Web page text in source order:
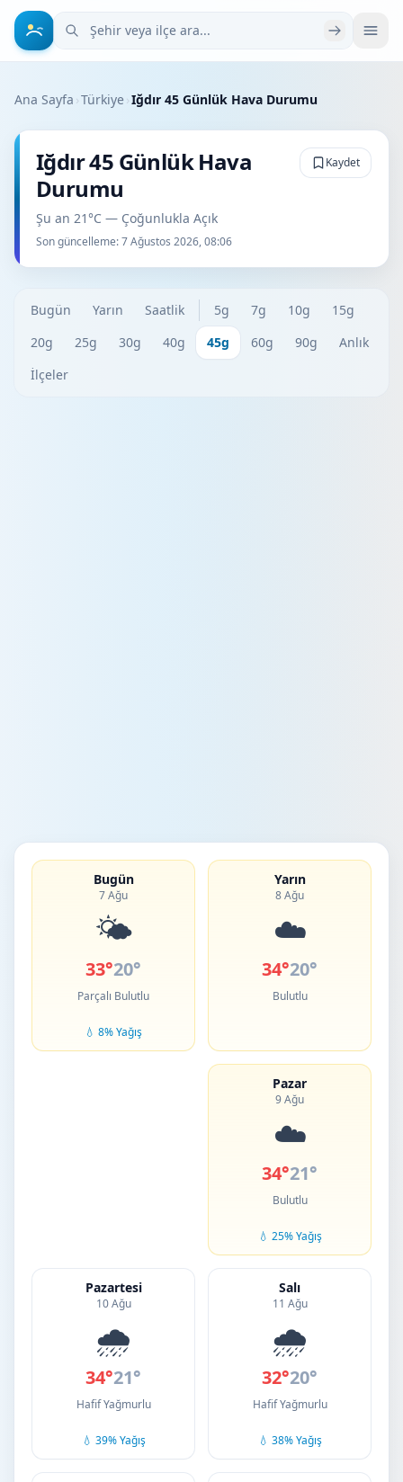
Şehir veya ilçe ara
Ana Sayfa ›Türkiye›Iğdır 45 Günlük Hava Durumu
Iğdır 45 Günlük Hava
Durumu
Şu an 21°C — Çoğunlukla Açık
Son güncelleme:7 Ağustos 2026, 08:06
Kaydet
Bugün Yarın Saatlik 5g 7g 10g
15g
20g
25g 30g 40g 45g 60g 90g
Anlık
İlçeler
Bugün
7 Ağu
🌤️
33°20°
Parçalı Bulutlu
💧 8% Yağış
Yarın
8 Ağu
☁️
34°20°
Bulutlu
Pazar
9 Ağu
☁️
34°21°
Bulutlu
💧 25% Yağış
Pazartesi
10 Ağu
🌧️
34°21°
Hafif Yağmurlu
💧 39% Yağış
Salı
11 Ağu
🌧️
32°20°
Hafif Yağmurlu
💧 38% Yağış